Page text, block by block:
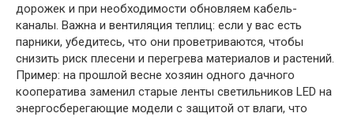
дорожек и при необходимости обновляем кабель-
каналы. Важна и вентиляция теплиц: если у вас есть
парники, убедитесь, что они проветриваются, чтобы
снизить риск плесени и перегрева материалов и растений.
Пример: на прошлой весне хозяин одного дачного
кооператива заменил старые ленты светильников LED на
энергосберегающие модели с защитой от влаги, что